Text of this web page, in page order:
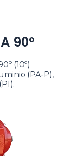
90º
(10º)
(PA-P),